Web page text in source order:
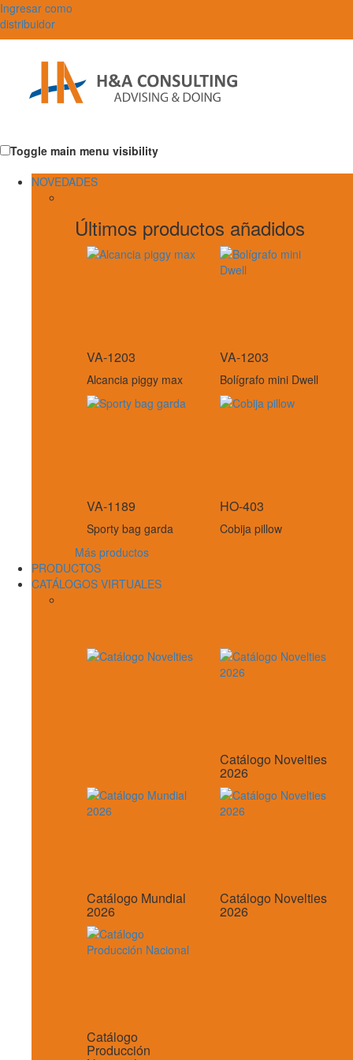
Ingresar como
distribuidor
Toggle main menu visibility
NOVEDADES
Últimos productos añadidos
VA-1203
Alcancia piggy max
VA-1203
Bolígrafo mini Dwell
VA-1189
Sporty bag garda
HO-403
Cobija pillow
Más productos
PRODUCTOS
CATÁLOGOS VIRTUALES
Catálogo Novelties
2026
Catálogo Mundial
2026
Catálogo Novelties
2026
Catálogo
Producción